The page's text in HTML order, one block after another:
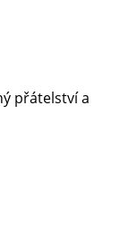
přátelství a